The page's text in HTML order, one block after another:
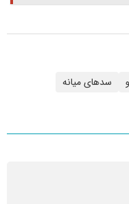
سدهای میانه